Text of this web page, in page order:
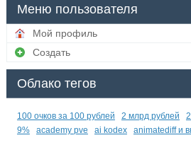
Меню пользователя
Мой профиль
Создать
Облако тегов
100 очков за 100 рублей 2 млрд рублей
9%
academy pve ai kodex animatediff и